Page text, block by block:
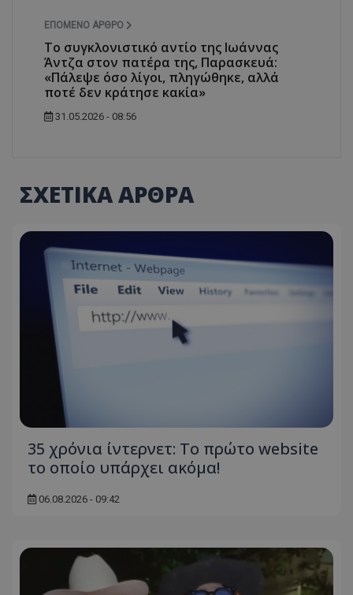
ΕΠΌΜΕΝΟ ΆΡΘΡΟ
Το συγκλονιστικό αντίο της Ιωάννας
Άντζα στον πατέρα της, Παρασκευά:
«Πάλεψε όσο λίγοι, πληγώθηκε, αλλά
ποτέ δεν κράτησε κακία»
31.05.2026 - 08:56
ΣΧΕΤΙΚΑ ΑΡΘΡΑ
35 χρόνια ίντερνετ: Το πρώτο website
το οποίο υπάρχει ακόμα!
06.08.2026 - 09:42